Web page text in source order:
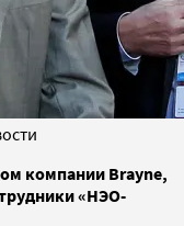
компании Brayne,
«НЭО-